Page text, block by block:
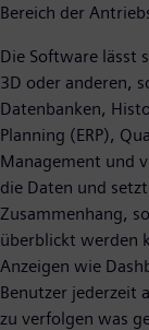
Bereich der
Die Software lässt
3D oder anderen,
Datenbanken,
Planning (ERP),
Management und
die Daten und
Zusammenhang,
überblickt werden
Anzeigen wie
Benutzer jederzeit
zu verfolgen was